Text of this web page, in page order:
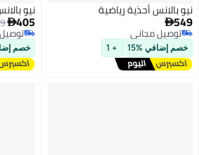
رياضية
+ 1
نيو بالانس سنيكرز
خصم 18%
توصيل مجاني
توصيل مجاني
خصم إضافي %15 + 1